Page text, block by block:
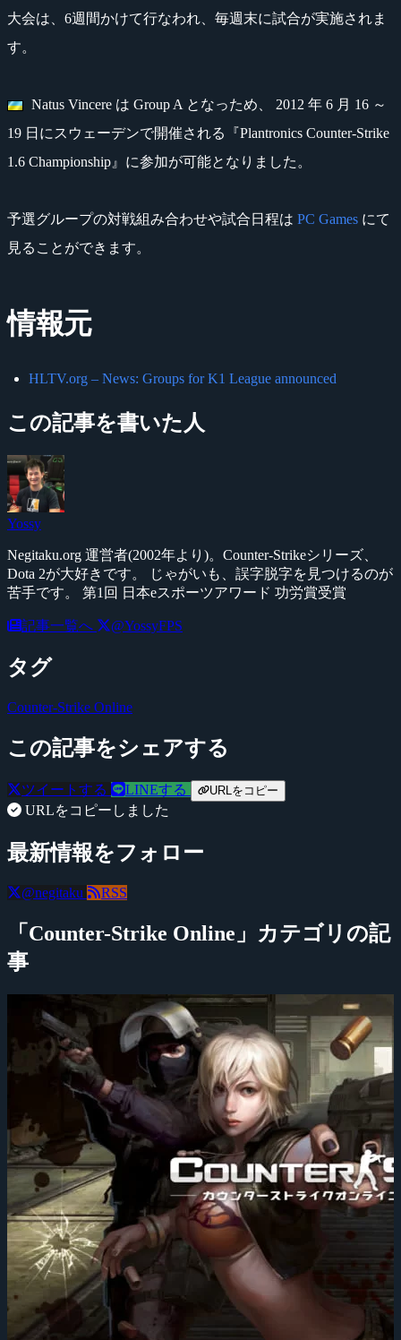
大会は、6週間かけて行なわれ、毎週末に試合が実施されま
す。
Natus Vincere は Group A となっため、 2012 年 6 月 16 ～
19 日にスウェーデンで開催される『Plantronics Counter-Strike
1.6 Championship』に参加が可能となりました。
予選グループの対戦組み合わせや試合日程は PC Games にて
見ることができます。
情報元
HLTV.org – News: Groups for K1 League announced
この記事を書いた人
Yossy
Negitaku.org 運営者(2002年より)。Counter-Strikeシリーズ、
Dota 2が大好きです。 じゃがいも、誤字脱字を見つけるのが
苦手です。 第1回 日本eスポーツアワード 功労賞受賞
記事一覧へ @YossyFPS
タグ
Counter-Strike Online
この記事をシェアする
ツイートする LINEする URLをコピー
URLをコピーしました
最新情報をフォロー
@negitaku RSS
「Counter-Strike Online」カテゴリの記
事